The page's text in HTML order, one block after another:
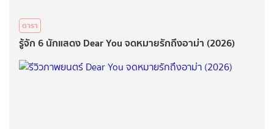
ดารา
รู้จัก 6 นักแสดง Dear You จดหมายรักถึงอาม่า (2026)